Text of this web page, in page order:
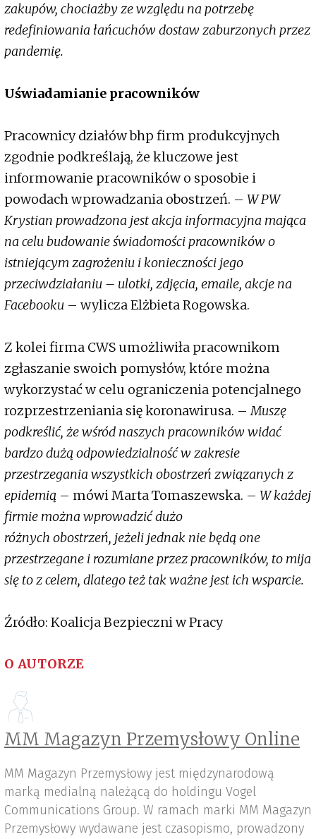
zakupów, chociażby ze względu na potrzebę
redefiniowania łańcuchów dostaw zaburzonych przez
pandemię.
Uświadamianie pracowników
Pracownicy działów bhp firm produkcyjnych
zgodnie podkreślają, że kluczowe jest
informowanie pracowników o sposobie i
powodach wprowadzania obostrzeń. – W PW
Krystian prowadzona jest akcja informacyjna mająca
na celu budowanie świadomości pracowników o
istniejącym zagrożeniu i konieczności jego
przeciwdziałaniu – ulotki, zdjęcia, emaile, akcje na
Facebooku – wylicza Elżbieta Rogowska.
Z kolei firma CWS umożliwiła pracownikom
zgłaszanie swoich pomysłów, które można
wykorzystać w celu ograniczenia potencjalnego
rozprzestrzeniania się koronawirusa. –Muszę
podkreślić, że wśród naszych pracowników widać
bardzo dużą odpowiedzialność w zakresie
przestrzegania wszystkich obostrzeń związanych z
epidemią – mówi Marta Tomaszewska. – W każdej
firmie można wprowadzić dużo
różnych obostrzeń, jeżeli jednak nie będą one
przestrzegane i rozumiane przez pracowników, to mija
się to z celem, dlatego też tak ważne jest ich wsparcie.
Źródło: Koalicja Bezpieczni w Pracy
O AUTORZE
MM Magazyn Przemysłowy Online
MM Magazyn Przemysłowy jest międzynarodową
marką medialną należącą do holdingu Vogel
Communications Group. W ramach marki MM Magazyn
Przemysłowy wydawane jest czasopismo, prowadzony